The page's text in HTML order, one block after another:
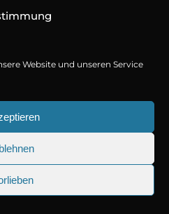
Website und unseren Service